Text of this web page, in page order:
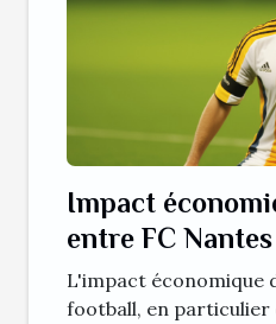
Impact
entre FC
Lyonnais
L'impact économique
football, en particulier